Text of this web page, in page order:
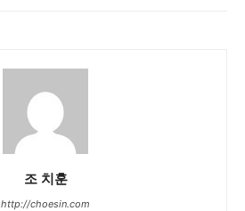
조 치훈
http://choesin.com